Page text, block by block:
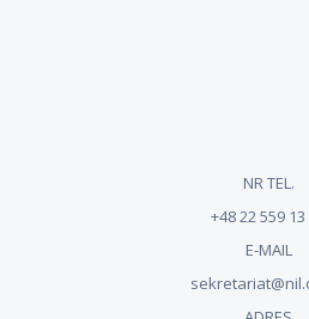
NR TEL.
+48 22 559 13
E-MAIL